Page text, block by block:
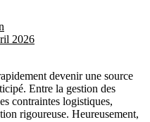
2026
devenir une source
Entre la gestion des
contraintes logistiques,
rigoureuse. Heureusement,